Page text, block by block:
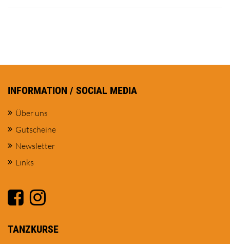
INFORMATION / SOCIAL MEDIA
Über uns
Gutscheine
Newsletter
Links
TANZKURSE